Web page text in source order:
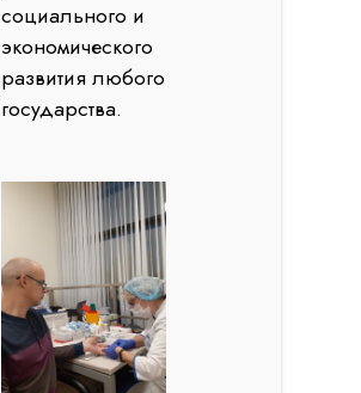
социального и
экономического
развития любого
государства.